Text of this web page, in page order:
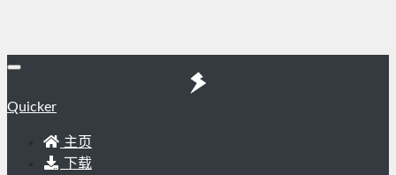
Quicker
主页
下载